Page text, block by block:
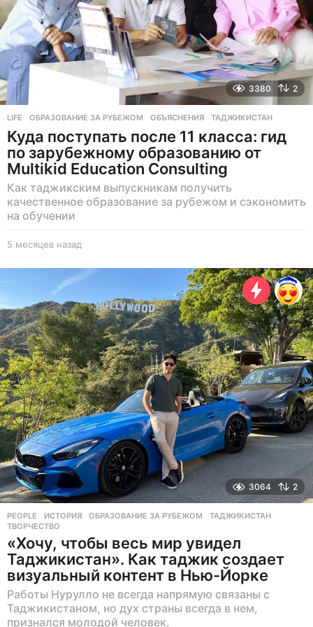
3380 2
LIFE ОБРАЗОВАНИЕ ЗА РУБЕЖОМ ,ОБЪЯСНЕНИЯ ,ТАДЖИКИСТАН
Куда поступать после 11 класса: гид
по зарубежному образованию от
Multikid Education Consulting
Как таджикским выпускникам получить
качественное образование за рубежом и сэкономить
на обучении
5 месяцев назад
е
ц
е
в
н
а
з
а
д
3064 2
PEOPLE ИСТОРИЯ ,ОБРАЗОВАНИЕ ЗА РУБЕЖОМ ,ТАДЖИКИСТАН
ТВОРЧЕСТВО
«Хочу, чтобы весь мир увидел
Таджикистан». Как таджик создает
визуальный контент в Нью-Йорке
Работы Нурулло не всегда напрямую связаны с
Таджикистаном, но дух страны всегда в нем,
признался молодой человек.